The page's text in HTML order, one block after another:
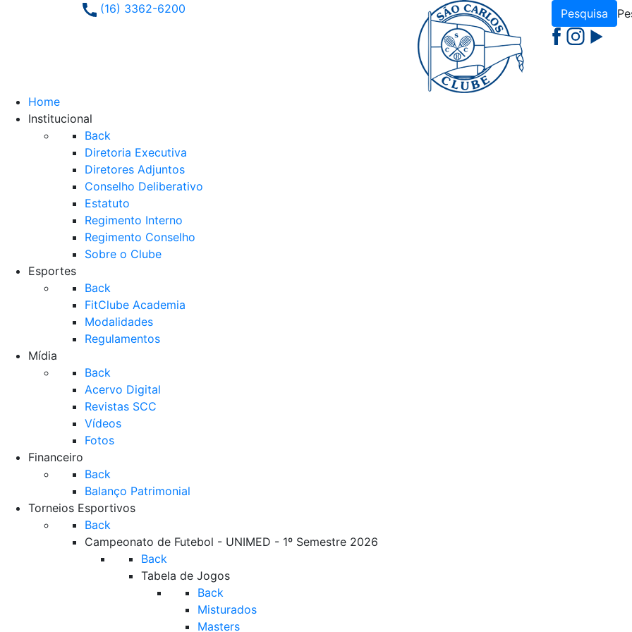
(16) 3362-6200 Pesquisa
Home
Institucional
Back
Diretoria Executiva
Diretores Adjuntos
Conselho Deliberativo
Estatuto
Regimento Interno
Regimento Conselho
Sobre o Clube
Esportes
Back
FitClube Academia
Modalidades
Regulamentos
Mídia
Back
Acervo Digital
Revistas SCC
Vídeos
Fotos
Financeiro
Back
Balanço Patrimonial
Torneios Esportivos
Back
Campeonato de Futebol - UNIMED - 1º Semestre 2026
Back
Tabela de Jogos
Back
Misturados
Masters